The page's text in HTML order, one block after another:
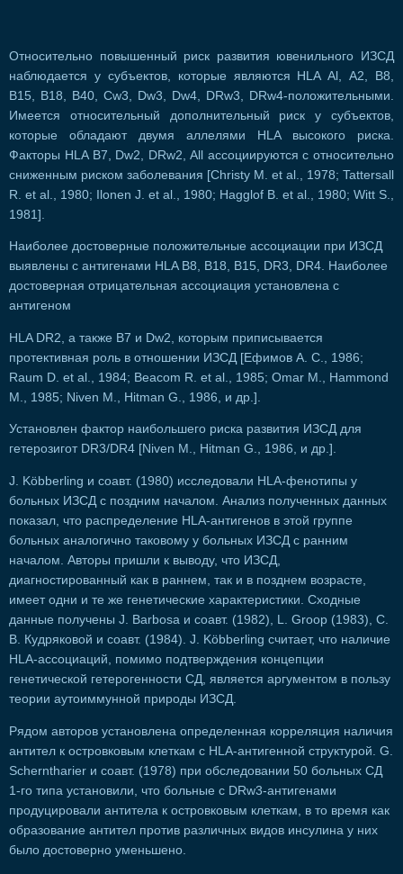
Относительно повышенный риск развития ювенильного ИЗСД
наблюдается у субъектов, которые являются HLA Аl, А2, В8,
В15, В18, В40, Cw3, Dw3, Dw4, DRw3, DRw4-пoлoжитeльными.
Имеется относительный дополнительный риск у субъектов,
которые обладают двумя аллелями HLA высокого риска.
Факторы HLA В7, Dw2, DRw2, All ассоциируются с относительно
сниженным риском заболевания [Christy М. et al., 1978; Tattersall
R. et al., 1980; Ilonen J. et al., 1980; Hagglof B. et al., 1980; Witt S.,
1981].
Наиболее достоверные положительные ассоциации при ИЗСД
выявлены с антигенами HLA В8, В18, В15, DR3, DR4. Наиболее
достоверная отрицательная ассоциация установлена с
антигеном
HLA DR2, а также B7 и Dw2, которым приписывается
протективная роль в отношении ИЗСД [Ефимов А. С., 1986;
Raum D. et al., 1984; Beacom R. et al., 1985; Omar M., Hammond
M., 1985; Niven M., Hitman G., 1986, и др.].
Установлен фактор наибольшего риска развития ИЗСД для
гетерозигот DR3/DR4 [Niven М., Hitman G., 1986, и др.].
J. Köbberling и соавт. (1980) исследовали HLA-фенотипы у
больных ИЗСД с поздним началом. Анализ полученных данных
показал, что распределение HLA-антигенов в этой группе
больных аналогично таковому у больных ИЗСД с ранним
началом. Авторы пришли к выводу, что ИЗСД,
диагностированный как в раннем, так и в позднем возрасте,
имеет одни и те же генетические характеристики. Сходные
данные получены J. Barbosa и соавт. (1982), L. Groop (1983), С.
В. Кудряковой и соавт. (1984). J. Köbberling считает, что наличие
HLA-ассоциаций, помимо подтверждения концепции
генетической гетерогенности СД, является аргументом в пользу
теории аутоиммунной природы ИЗСД.
Рядом авторов установлена определенная корреляция наличия
антител к островковым клеткам с HLA-антигенной структурой. G.
Scherntharier и соавт. (1978) при обследовании 50 больных СД
1-го типа установили, что больные с DRw3-антигенами
продуцировали антитела к островковым клеткам, в то время как
образование антител против различных видов инсулина у них
было достоверно уменьшено.